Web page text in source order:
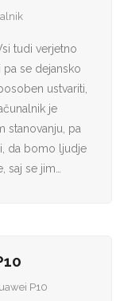
tudi verjetno
se dejansko
ustvariti,
je
stanovanju, pa
da bomo ljudje
se jim…
P10